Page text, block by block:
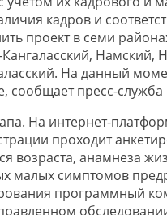
кадров и
проект в семи
Намский,
На данный
сообщает пресс-служба
На интернет-
проходит
возраста, анамнеза
малых симптомов
программный